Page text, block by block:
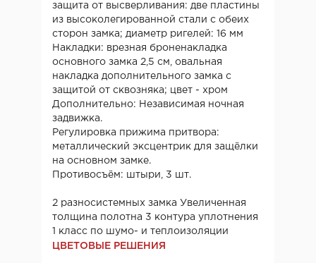
защита от высверливания: две пластины
из высоколегированной стали с обеих
сторон замка; диаметр ригелей: 16 мм
Накладки: врезная броненакладка
основного замка 2,5 см, овальная
накладка дополнительного замка с
защитой от сквозняка; цвет - хром
Дополнительно: Независимая ночная
задвижка.
Регулировка прижима притвора:
металлический эксцентрик для защёлки
на основном замке.
Противосъём: штыри, 3 шт.
2 разносистемных замка Увеличенная
толщина полотна 3 контура уплотнения
1 класс по шумо- и теплоизоляции
ЦВЕТОВЫЕ РЕШЕНИЯ